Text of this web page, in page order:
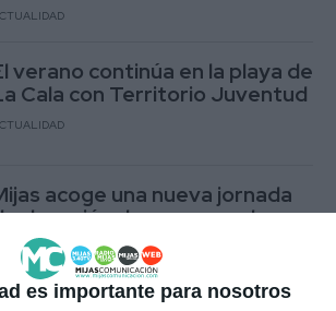
es importante para nosotros
verano continúa en la playa de
Cala con Territorio Juventud
acoge una nueva jornada
donación de sangre en los
próximos días
ACTUALIDAD